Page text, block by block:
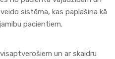
sistēma, kas paplašina kā
pacientiem.
un ar skaidru